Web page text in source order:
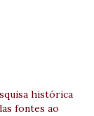
histórica
fontes ao